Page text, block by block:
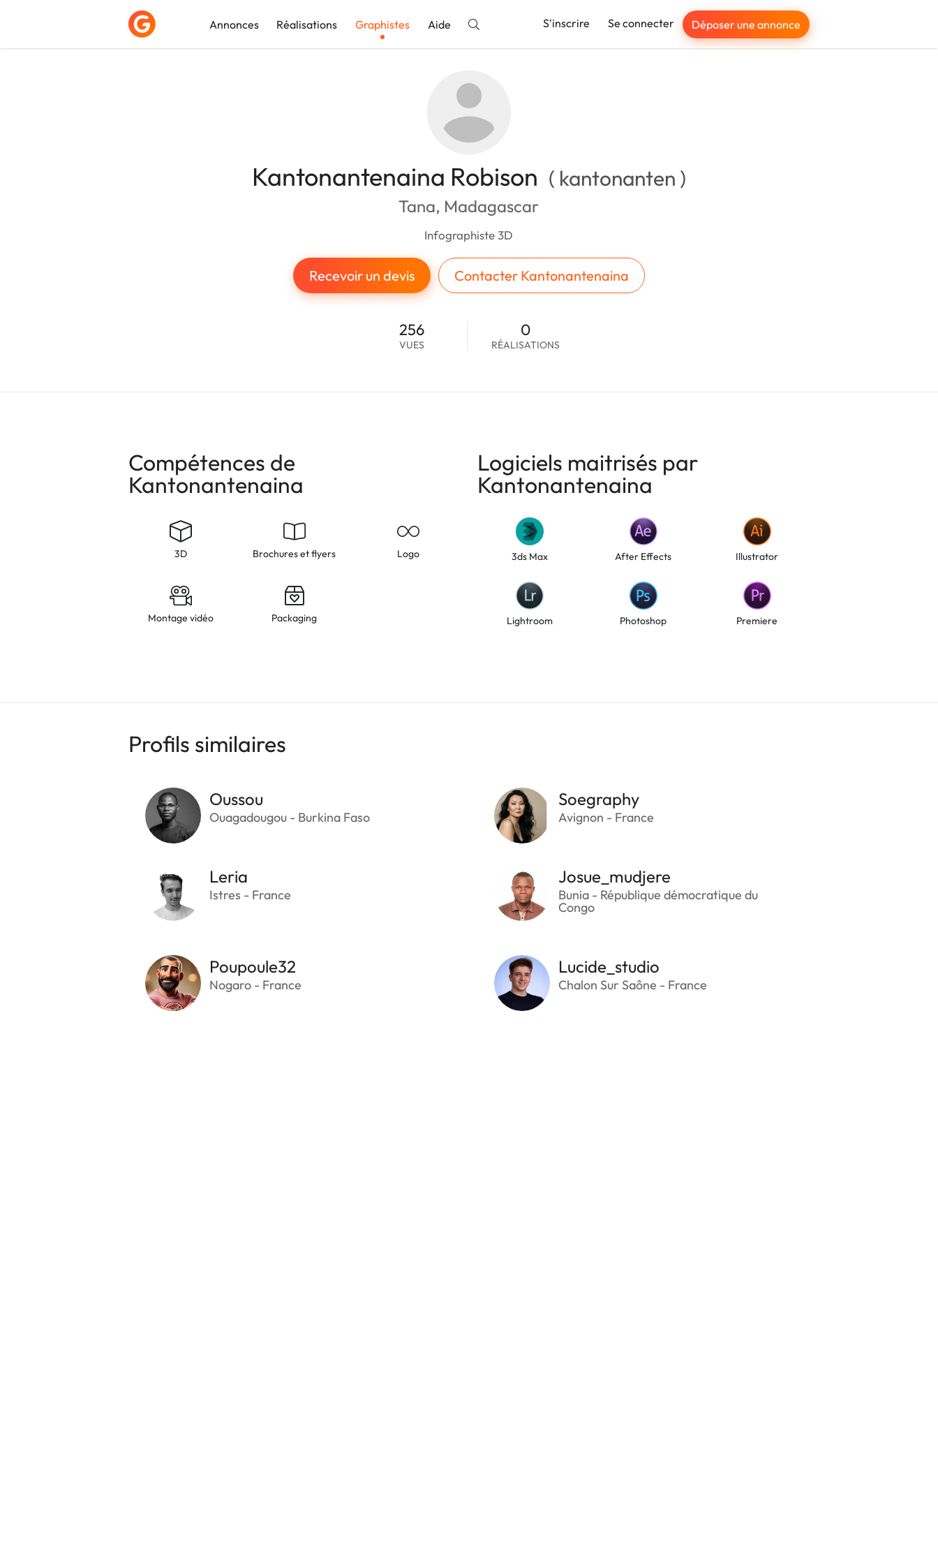
Annonces Réalisations Graphistes Aide S'inscrire Se connecter Déposer une annonce
Kantonantenaina Robison ( kantonanten )
Tana, Madagascar
Infographiste 3D
Recevoir un devis Contacter Kantonantenaina
256
VUES
0
RÉALISATIONS
Compétences de
Kantonantenaina
3D Brochures et flyers Logo
Montage vidéo Packaging
Logiciels maitrisés par
Kantonantenaina
3ds Max After Effects Illustrator
Lightroom Photoshop Premiere
Profils similaires
Oussou
Ouagadougou - Burkina Faso
Soegraphy
Avignon - France
Leria
Istres - France
Josue_mudjere
Bunia - République démocratique du
Congo
Poupoule32
Nogaro - France
Lucide_studio
Chalon Sur Saône - France